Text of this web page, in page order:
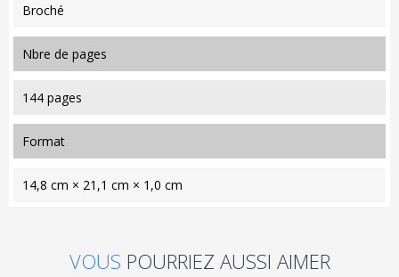
Broché
nbre de pages
144 pages
format
14,8 cm × 21,1 cm × 1,0 cm
VOUS POURRIEZ AUSSI AIMER